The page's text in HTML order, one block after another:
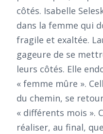
côtés. Isabelle
dans la femme qui
fragile et exaltée.
gageure de se
leurs côtés. Elle
« femme mûre ».
du chemin, se
« différents mois ».
réaliser, au final,